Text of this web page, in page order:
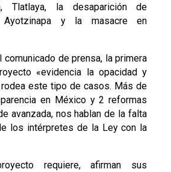
Tlatlaya, la desaparición de
Ayotzinapa y la masacre en
comunicado de prensa, la primera
«evidencia la opacidad y
este tipo de casos. Más de
en México y 2 reformas
avanzada, nos hablan de la falta
los intérpretes de la Ley con la
requiere, afirman sus